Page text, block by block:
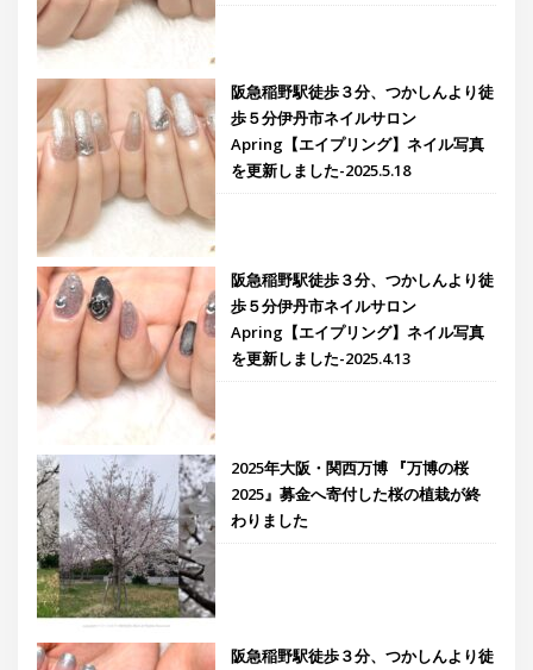
阪急稲野駅徒歩３分、つかしんより徒
歩５分伊丹市ネイルサロン
Apring【エイプリング】ネイル写真
を更新しました-2025.5.18
阪急稲野駅徒歩３分、つかしんより徒
歩５分伊丹市ネイルサロン
Apring【エイプリング】ネイル写真
を更新しました-2025.4.13
2025年大阪・関西万博 『万博の桜
2025』募金へ寄付した桜の植栽が終
わりました
阪急稲野駅徒歩３分、つかしんより徒